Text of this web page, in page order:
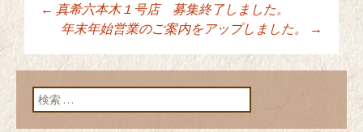
投稿ナビゲーショ
ン
← 真希六本木１号店 募集終了しました。
年末年始営業のご案内をアップしました。
→
検索: